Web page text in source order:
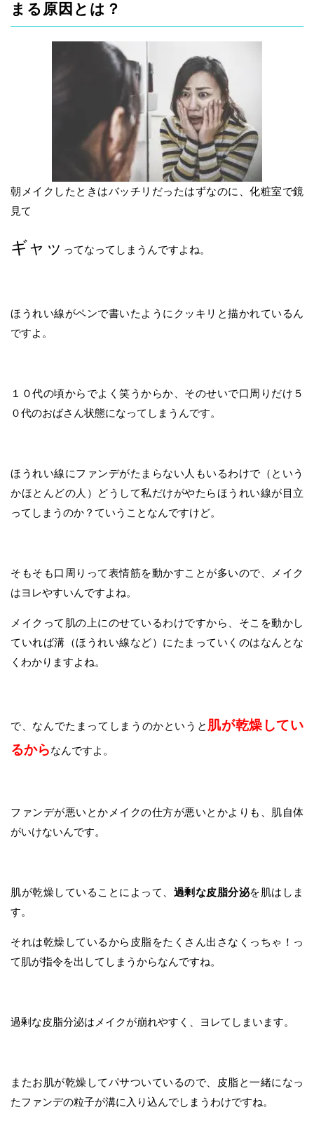
まる原因とは？
朝メイクしたときはバッチリだったはずなのに、化粧室で鏡
見て
ギャッ ってなってしまうんですよね。
ほうれい線がペンで書いたようにクッキリと描かれているん
ですよ。
１０代の頃からでよく笑うからか、そのせいで口周りだけ５
０代のおばさん状態になってしまうんです。
ほうれい線にファンデがたまらない人もいるわけで（という
かほとんどの人）どうして私だけがやたらほうれい線が目立
ってしまうのか？ていうことなんですけど。
そもそも口周りって表情筋を動かすことが多いので、メイク
はヨレやすいんですよね。
メイクって肌の上にのせているわけですから、そこを動かし
ていれば溝（ほうれい線など）にたまっていくのはなんとな
くわかりますよね。
で、なんでたまってしまうのかというと 肌が乾燥してい
るからなんですよ。
ファンデが悪いとかメイクの仕方が悪いとかよりも、肌自体
がいけないんです。
肌が乾燥していることによって、 過剰な皮脂分泌を肌はしま
す。
それは乾燥しているから皮脂をたくさん出さなくっちゃ！っ
て肌が指令を出してしまうからなんですね。
過剰な皮脂分泌はメイクが崩れやすく、ヨレてしまいます。
またお肌が乾燥してパサついているので、皮脂と一緒になっ
たファンデの粒子が溝に入り込んでしまうわけですね。